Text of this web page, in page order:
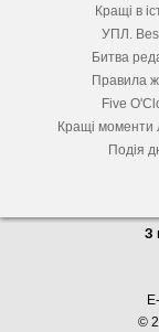
Кращі в
УПЛ. Best
Битва
Правила
Five
Кращі моменти
Подія
З
©